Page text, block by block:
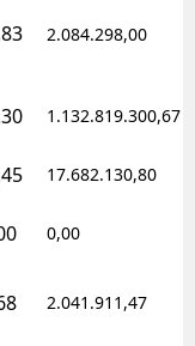
2.084.298,00
1.132.819.300,67
17.682.130,80
0,00
2.041.911,47